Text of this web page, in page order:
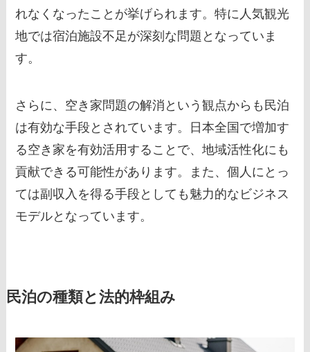
れなくなったことが挙げられます。特に人気観光
地では宿泊施設不足が深刻な問題となっていま
す。
さらに、空き家問題の解消という観点からも民泊
は有効な手段とされています。日本全国で増加す
る空き家を有効活用することで、地域活性化にも
貢献できる可能性があります。また、個人にとっ
ては副収入を得る手段としても魅力的なビジネス
モデルとなっています。
民泊の種類と法的枠組み